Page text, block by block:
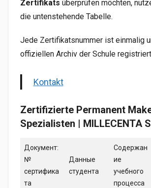
Zertifikats überprüfen möchten,
die untenstehende Tabelle.
Jede Zertifikatsnummer ist einmalig
offiziellen Archiv der Schule
Kontakt
Zertifizierte Permanent
Spezialisten | MILLECENTA
Документ:
№
сертифика
та
Данные
студента
Содержан
ие
учебного
процесса